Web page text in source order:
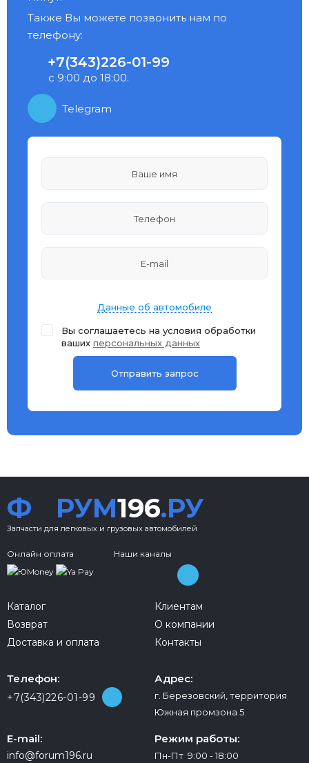
Также Вы можете позвонить нам по
телефону:
+7(343)226-01-99
с 9:00 до 18:00.
Telegram
Данные об автомобиле
Вы соглашаетесь на условия обработки
ваших персональных данных
Ф РУМ196.РУ
Запчасти для легковых и грузовых автомобилей
Онлайн оплата Наши каналы
Каталог
Возврат
Доставка и оплата
Клиентам
О компании
Контакты
Телефон:
+7(343)226-01-99
Адрес:
г. Березовский, территория
Южная промзона 5
E-mail:
info@forum196.ru
Режим работы:
Пн-Пт 9:00 - 18:00